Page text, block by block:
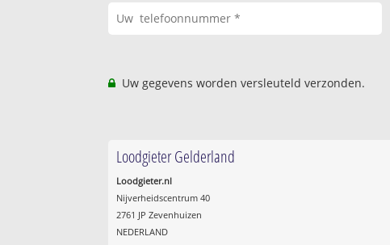
Uw gegevens worden versleuteld verzonden.
Loodgieter Gelderland
Loodgieter.nl
Nijverheidscentrum 40
2761 JP Zevenhuizen
NEDERLAND